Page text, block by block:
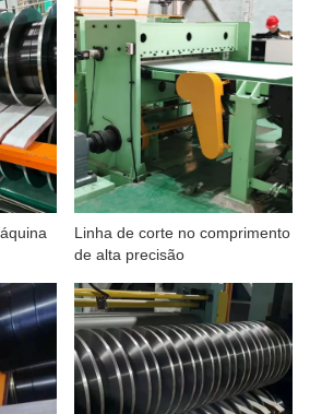
Linha de corte no comprimento
de alta precisão